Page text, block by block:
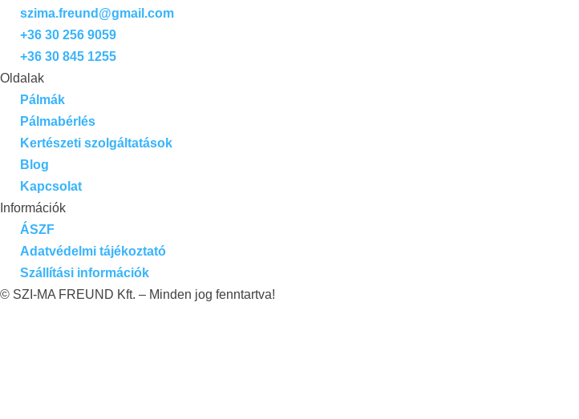
szima.freund@gmail.com
+36 30 256 9059
+36 30 845 1255
Oldalak
Pálmák
Pálmabérlés
Kertészeti szolgáltatások
Blog
Kapcsolat
Információk
ÁSZF
Adatvédelmi tájékoztató
Szállítási információk
© SZI-MA FREUND Kft. – Minden jog fenntartva!